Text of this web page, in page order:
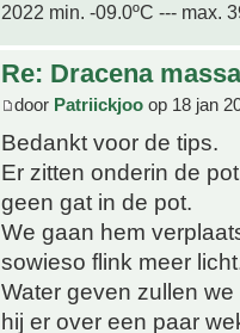
2022 min. -09.0ºC --- max.
Re: Dracena
door Patriickjoo op 18 jan
Bedankt voor de tips.
Er zitten onderin de
geen gat in de pot.
We gaan hem
sowieso flink meer
Water geven zullen
hij er over een paar